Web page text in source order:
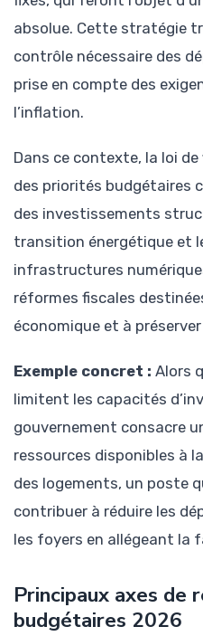
absolue. Cette stratégie
contrôle nécessaire des
prise en compte des
l’inflation.
Dans ce contexte, la loi
des priorités budgétaires
des investissements
transition énergétique et
infrastructures
réformes fiscales
économique et à
Exemple concret : Alors
limitent les capacités
gouvernement consacre
ressources disponibles à
des logements, un poste
contribuer à réduire les
les foyers en allégeant la
Principaux axes de
budgétaires 2026